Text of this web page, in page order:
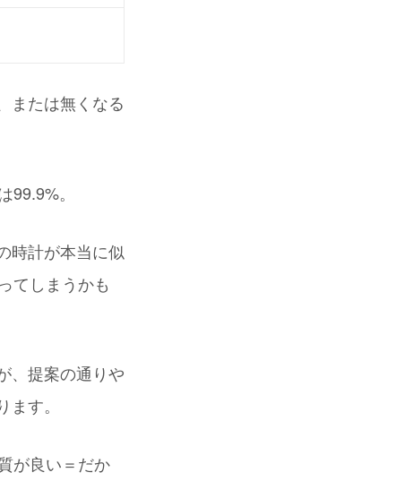
または無くなる
。
時計が本当に似
てしまうかも
、提案の通りや
す。
が良い＝だか